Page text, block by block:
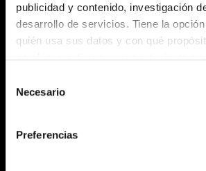
publicidad y contenido, investigación
desarrollo de servicios. Tiene la
quién usa sus datos y con qué
cambiar o retirar su consentimiento en
el Menú de consentimiento.
Recopilar información sobre su
Necesario
Preferencias
Añadir archivo
Puedes adjuntar un archivo a tu informe,
captura de pantalla en caso de